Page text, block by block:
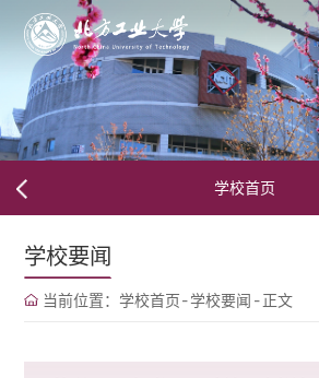
学校首页
学校要闻
当前位置： 学校首页-学校要闻 -正文